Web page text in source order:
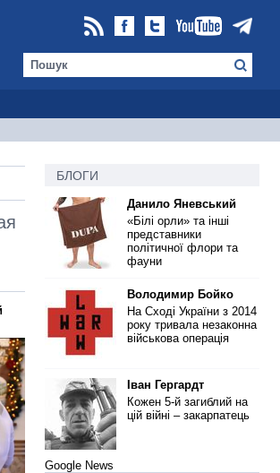
БЛОГИ
Данило Яневський
«Білі орли» та інші
представники
політичної флори та
фауни
Володимир Бойко
На Сході України з 2014
року тривала незаконна
військова операція
Іван Гергардт
Кожен 5-й загиблий на
цій війні – закарпатець
Google News